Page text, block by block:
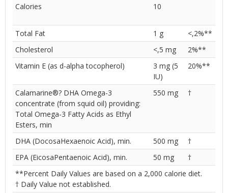
Calories 10
Total Fat 1 g
<,2%**
Cholesterol
<,5 mg
2%**
Vitamin E (as d-alpha tocopherol)
3 mg (5
IU)
20%**
Calamarine®?DHA Omega-3
concentrate (from squid oil) providing:
Total Omega-3 Fatty Acids as Ethyl
Esters, min
550 mg †
DHA (DocosaHexaenoic Acid), min. 500 mg
†
EPA (EicosaPentaenoic Acid), min.
50 mg
†
**Percent Daily Values are based on a 2,000 calorie diet.
† Daily Value not established.